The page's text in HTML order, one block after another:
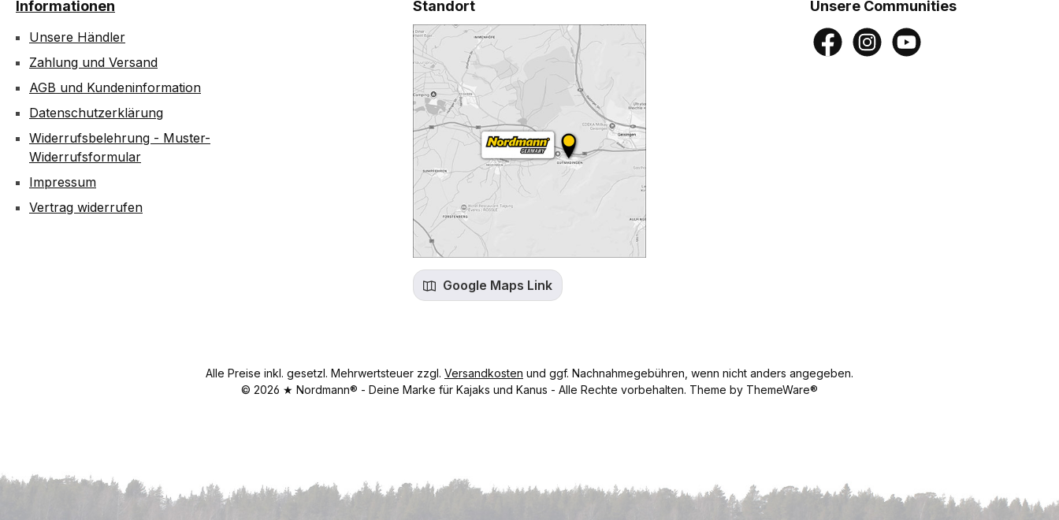
Informationen
Unsere Händler
Zahlung und Versand
AGB und Kundeninformation
Datenschutzerklärung
Widerrufsbelehrung - Muster-
Widerrufsformular
Impressum
Vertrag widerrufen
Standort
Google Maps Link
Unsere Communities
FacebookInstagramYouTube
Alle Preise inkl. gesetzl. Mehrwertsteuer zzgl. Versandkosten und ggf. Nachnahmegebühren, wenn nicht anders angegeben.
© 2026 ★ Nordmann® - Deine Marke für Kajaks und Kanus - Alle Rechte vorbehalten. Theme by ThemeWare®